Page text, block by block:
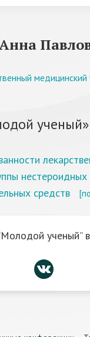
медицинский
нестероидных
средств
ученый”